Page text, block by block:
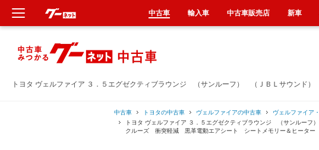
トヨタ ヴェルファイア ３．５エグゼクティブラウンジ （サンルーフ） （ＪＢＬサウンド
中古車 トヨタの中古車 ヴェルファイアの中古車 ヴェルファイア
トヨタ ヴェルファイア ３．５エグゼクティブラウンジ （サンル
クルーズ 衝突軽減 黒革電動エアシート シートメモリー＆ヒーター
中古車 輸入車 中古車販売店 新車
新車
中古車